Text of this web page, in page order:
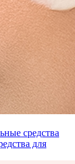
средства
для